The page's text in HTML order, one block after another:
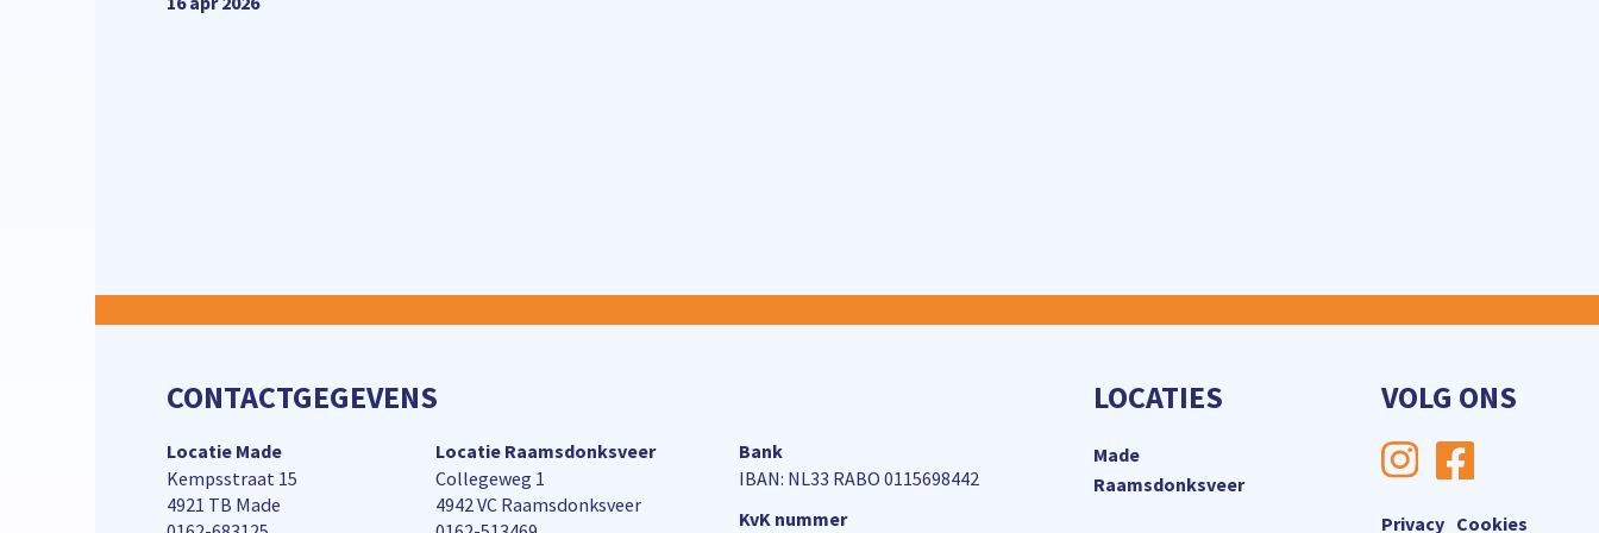
CONTACTGEGEVENS
Locatie Made
Kempsstraat 15
4921 TB Made
Locatie Raamsdonksveer
Collegeweg 1
4942 VC Raamsdonksveer
Bank
IBAN: NL33 RABO 0115698442
KvK nummer
LOCATIES
Made
Raamsdonksveer
VOLG ONS
Privacy Cookies